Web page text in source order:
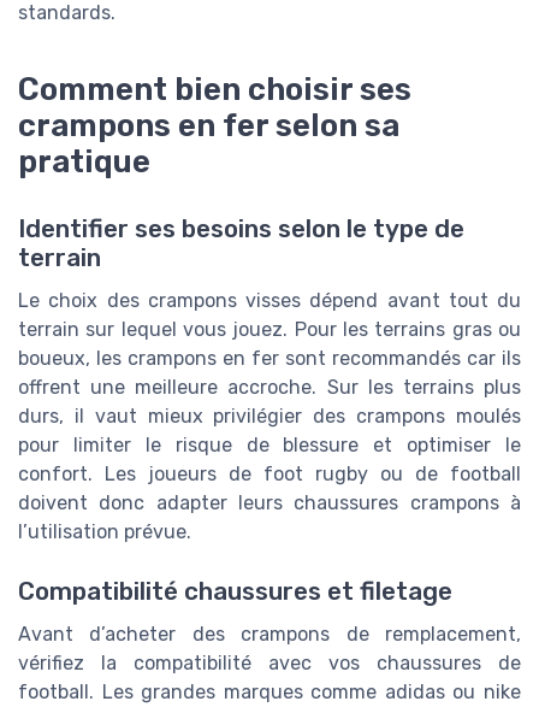
standards.
Comment bien choisir ses
crampons en fer selon sa
pratique
Identifier ses besoins selon le type de
terrain
Le choix des crampons visses dépend avant tout du
terrain sur lequel vous jouez. Pour les terrains gras ou
boueux, les crampons en fer sont recommandés car ils
offrent une meilleure accroche. Sur les terrains plus
durs, il vaut mieux privilégier des crampons moulés
pour limiter le risque de blessure et optimiser le
confort. Les joueurs de foot rugby ou de football
doivent donc adapter leurs chaussures crampons à
l’utilisation prévue.
Compatibilité chaussures et filetage
Avant d’acheter des crampons de remplacement,
vérifiez la compatibilité avec vos chaussures de
football. Les grandes marques comme adidas ou nike